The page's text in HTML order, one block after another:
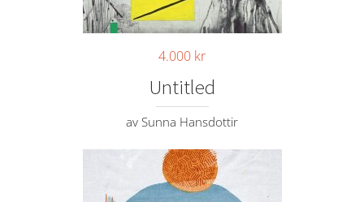
4.000 kr
Untitled
av Sunna Hansdottir